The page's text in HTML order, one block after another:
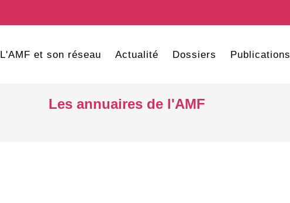
L'AMF et son réseau Actualité Dossiers Publications
Les annuaires de l'AMF